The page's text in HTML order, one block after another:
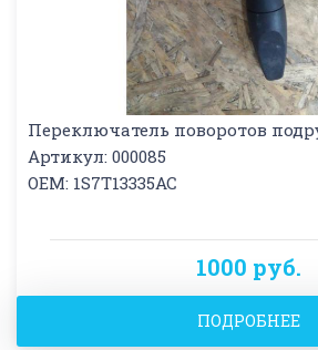
Переключатель поворотов
Артикул: 000085
OEM: 1S7T13335AC
1000 руб.
ПОДРОБНЕЕ